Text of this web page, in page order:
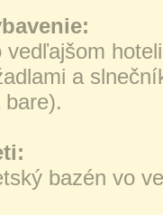
vedľajšom
a
bare).
bazén vo